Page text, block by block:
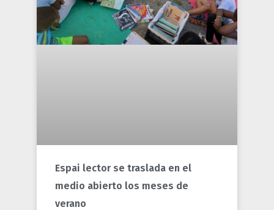
Espai lector se traslada en el
medio abierto los meses de
verano